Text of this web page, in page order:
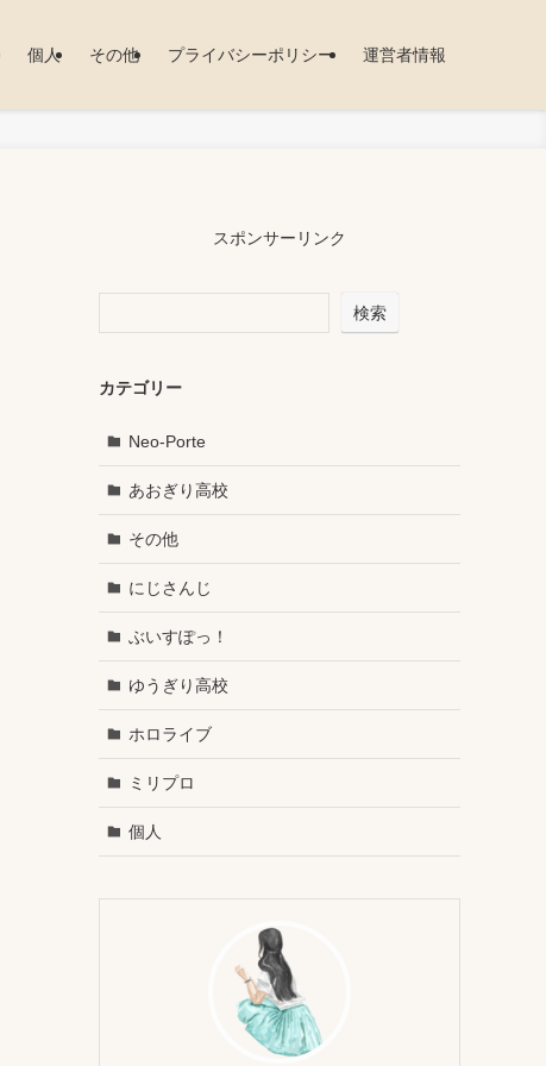
個人 その他 プライバシーポリシー 運営者情報
スポンサーリンク
検索
カテゴリー
Neo-Porte
あおぎり高校
その他
にじさんじ
ぶいすぽっ！
ゆうぎり高校
ホロライブ
ミリプロ
個人